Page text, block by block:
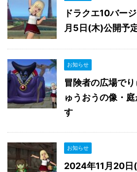
ドラクエ10バー
月5日(木)公開予
お知らせ
冒険者の広場で
ゅうおうの像・
す
お知らせ
2024年11月20日